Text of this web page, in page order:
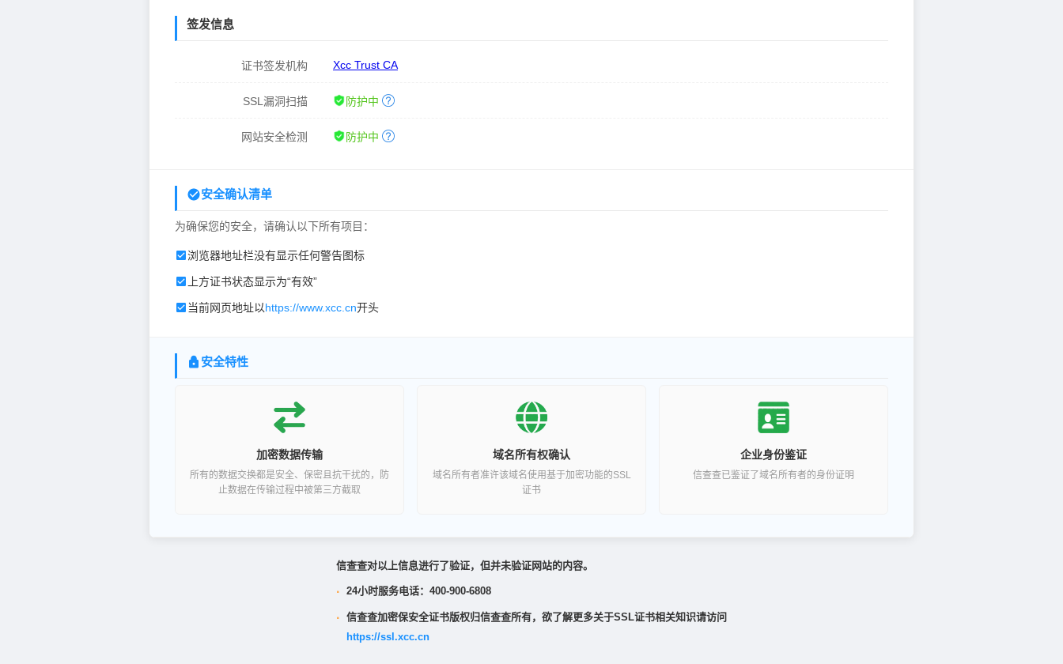
签发信息
证书签发机构 Xcc Trust CA
SSL漏洞扫描 防护中
网站安全检测 防护中
安全确认清单
为确保您的安全，请确认以下所有项目：
浏览器地址栏没有显示任何警告图标
上方证书状态显示为“有效”
当前网页地址以https://www.xcc.cn开头
安全特性
加密数据传输
所有的数据交换都是安全、保密且抗干扰的，防
止数据在传输过程中被第三方截取
域名所有权确认
域名所有者准许该域名使用基于加密功能的SSL
证书
企业身份鉴证
信查查已鉴证了域名所有者的身份证明
信查查对以上信息进行了验证，但并未验证网站的内容。
· 24小时服务电话：400-900-6808
· 信查查加密保安全证书版权归信查查所有，欲了解更多关于SSL证书相关知识请访问
https://ssl.xcc.cn